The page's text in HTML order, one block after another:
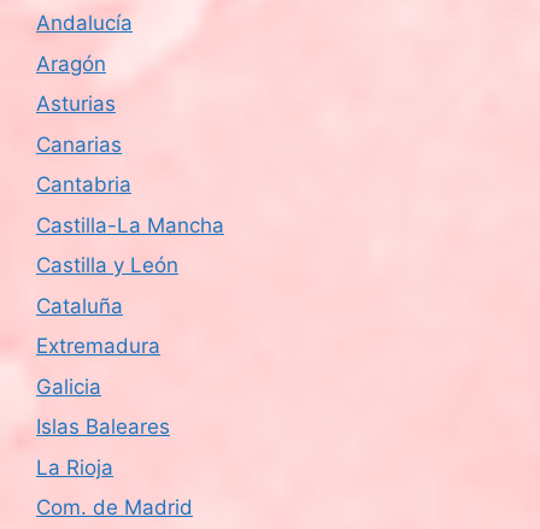
Andalucía
Aragón
Asturias
Canarias
Cantabria
Castilla-La Mancha
Castilla y León
Cataluña
Extremadura
Galicia
Islas Baleares
La Rioja
Com. de Madrid